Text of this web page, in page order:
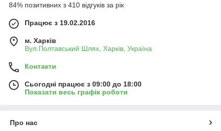
84% позитивних з 410 відгуків за рік
Працює з 19.02.2016
м. Харків
Вул.Полтавський Шлях, Харків, Україна
Контакти
Сьогодні працює з 09:00 до 18:00
Показати весь графік роботи
Про нас